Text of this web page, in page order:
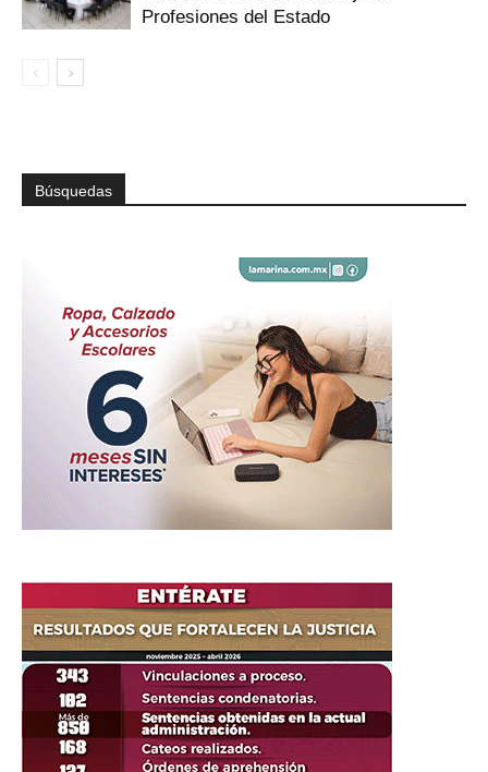
Profesiones del Estado
Búsquedas